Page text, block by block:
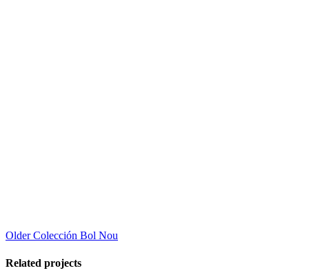
Older Colección Bol Nou
Related projects